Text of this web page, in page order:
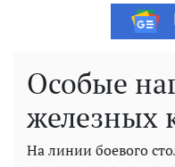
Особые
железных
На линии боевого